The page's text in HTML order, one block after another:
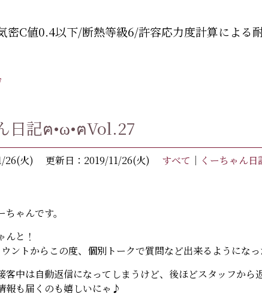
密C値0.4以下/断熱等級6/許容応力度計算による
日記ฅ•ω•ฅVol.27
26(火) 更新日：2019/11/26(火) すべて ｜ くーちゃん日
ゃんです。
んと！
ントからこの度、個別トークで質問など出来るようにな
客中は自動返信になってしまうけど、後ほどスタッフか
報も届くのも嬉しいにゃ♪